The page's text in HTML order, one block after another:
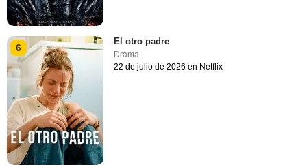
6
El otro padre
Drama
22 de julio de 2026 en Netflix